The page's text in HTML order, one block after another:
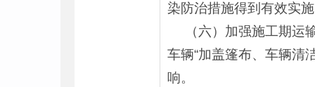
染防治措施得到有效实
（六）加强施工期运
车辆“加盖篷布、车辆清
响。